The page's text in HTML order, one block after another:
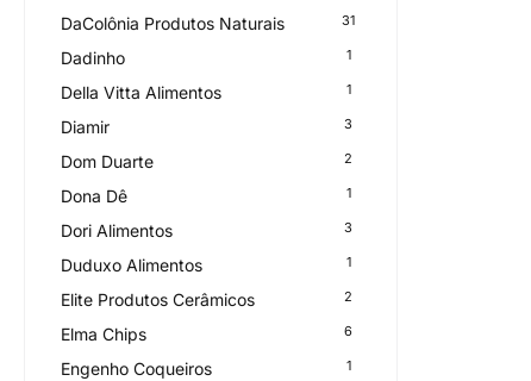
DaColônia Produtos Naturais 31
Dadinho 1
Della Vitta Alimentos 1
Diamir 3
Dom Duarte 2
Dona Dê 1
Dori Alimentos 3
Duduxo Alimentos 1
Elite Produtos Cerâmicos 2
Elma Chips 6
Engenho Coqueiros 1